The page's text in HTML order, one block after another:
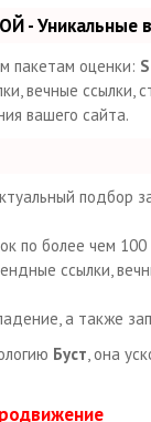
- Уникальные
пакетам оценки:
вечные ссылки,
вашего сайта.
подбор
по более чем
ссылки,
а также
Буст, она